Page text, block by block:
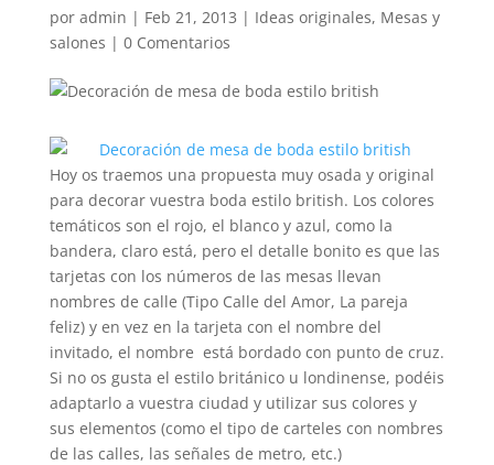
por admin | Feb 21, 2013 | Ideas originales, Mesas y
salones | 0 Comentarios
Hoy os traemos una propuesta muy osada y original
para decorar vuestra boda estilo british. Los colores
temáticos son el rojo, el blanco y azul, como la
bandera, claro está, pero el detalle bonito es que las
tarjetas con los números de las mesas llevan
nombres de calle (Tipo Calle del Amor, La pareja
feliz) y en vez en la tarjeta con el nombre del
invitado, el nombre está bordado con punto de cruz.
Si no os gusta el estilo británico u londinense, podéis
adaptarlo a vuestra ciudad y utilizar sus colores y
sus elementos (como el tipo de carteles con nombres
de las calles, las señales de metro, etc.)